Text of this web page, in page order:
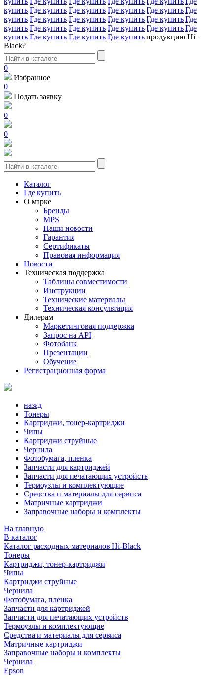
купить Где купить Где купить Где купить Где купить Где
купить Где купить Где купить Где купить Где купить Где
купить Где купить Где купить Где купить Где купить Где
купить Где купить Где купить Где купить продукцию Hi-
Black?
0
Избранное
0
Подать заявку
0
0
Каталог
Где купить
О марке
Бренды
MPS
Наши новости
Гарантия
Сертификаты
Правовая информация
Новости
Техническая поддержка
Таблицы совместимости
Инструкции
Технические материалы
Техническая консультация
Дилерам
Маркетинговая поддержка
Запрос на API
Фотобанк
Презентации
Обучение
Регистрационная форма
назад
Тонеры
Картриджи, тонер-картриджи
Чипы
Картриджи струйные
Чернила
Фотобумага, пленка
Запчасти для картриджей
Запчасти для печатающих устройств
Термоузлы и комплектующие
Средства и материалы для сервиса
Матричные картриджи
Заправочные наборы и комплекты
На главную
В каталог
Каталог расходных материалов Hi-Black
Тонеры
Картриджи, тонер-картриджи
Чипы
Картриджи струйные
Чернила
Фотобумага, пленка
Запчасти для картриджей
Запчасти для печатающих устройств
Термоузлы и комплектующие
Средства и материалы для сервиса
Матричные картриджи
Заправочные наборы и комплекты
Чернила
Epson